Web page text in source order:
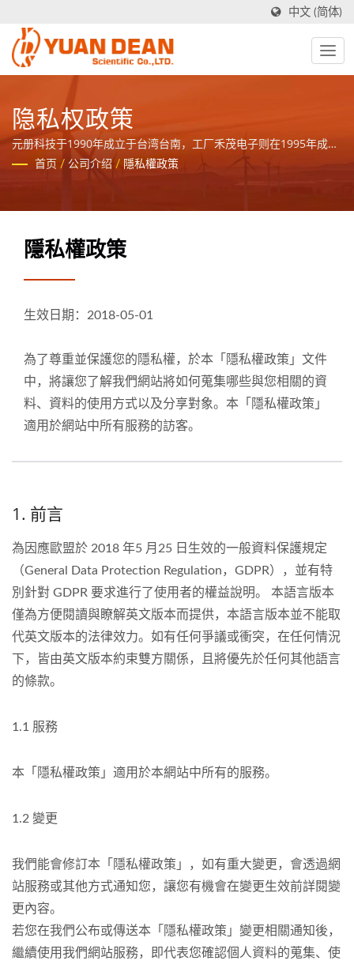
中文 (简体)
隐私权政策
元册科技于1990年成立于台湾台南，工厂禾茂电子则在1995年成立
于中国厦门，我们是业界领先的电源与磁性元件制造商并且拥有ISO
首页 / 公司介绍 / 隱私權政策
隱私權政策
生效日期：2018-05-01
為了尊重並保護您的隱私權，於本「隱私權政策」文件
中，將讓您了解我們網站將如何蒐集哪些與您相關的資
料、資料的使用方式以及分享對象。本「隱私權政策」
適用於網站中所有服務的訪客。
1. 前言
為因應歐盟於 2018 年5 月25 日生效的一般資料保護規定
（General Data Protection Regulation，GDPR），並有特
別針對 GDPR 要求進行了使用者的權益說明。 本語言版本
僅為方便閱讀與瞭解英文版本而提供，本語言版本並不能取
代英文版本的法律效力。如有任何爭議或衝突，在任何情況
下，皆由英文版本約束雙方關係，且將優先於任何其他語言
的條款。
1.1 服務
本「隱私權政策」適用於本網站中所有的服務。
1.2 變更
我們能會修訂本「隱私權政策」，如有重大變更，會透過網
站服務或其他方式通知您，讓您有機會在變更生效前詳閱變
更內容。
若您在我們公布或傳送本「隱私權政策」變更相關通知後，
繼續使用我們網站服務，即代表您確認個人資料的蒐集、使